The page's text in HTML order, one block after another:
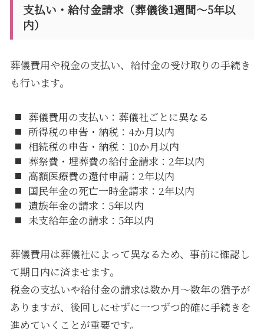
支払い・給付金請求（葬儀後1週間〜5年以
内）
葬儀費用や税金の支払い、給付金の受け取りの手続き
も行います。
葬儀費用の支払い：葬儀社ごとに異なる
所得税の申告・納税：4か月以内
相続税の申告・納税：10か月以内
葬祭費・埋葬費の給付金請求：2年以内
高額医療費の還付申請：2年以内
国民年金の死亡一時金請求：2年以内
遺族年金の請求：5年以内
未支給年金の請求：5年以内
葬儀費用は葬儀社によって異なるため、事前に確認し
て期日内に済ませます。
税金の支払いや給付金の請求は数か月〜数年の猶予が
ありますが、後回しにせずに一つずつ的確に手続きを
進めていくことが重要です。